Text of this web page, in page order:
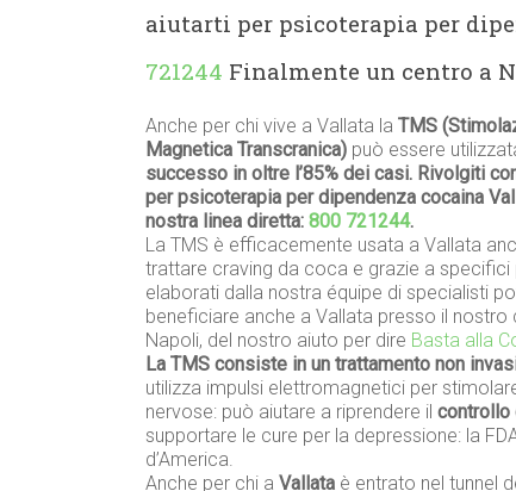
aiutarti per psicoterapia per
721244 Finalmente un centro a
Anche per chi vive a Vallata la TMS
Magnetica Transcranica) può essere
successo in oltre l’85% dei casi. Rivolgiti
per psicoterapia per dipendenza cocaina
nostra linea diretta: 800 721244.
La TMS è efficacemente usata a Vallata
trattare craving da coca e grazie a
elaborati dalla nostra équipe di specialisti
beneficiare anche a Vallata presso il nostro
Napoli, del nostro aiuto per dire Basta alla
La TMS consiste in un trattamento non
utilizza impulsi elettromagnetici per
nervose: può aiutare a riprendere il controllo
supportare le cure per la depressione: la
d’America.
Anche per chi a Vallata è entrato nel tunnel